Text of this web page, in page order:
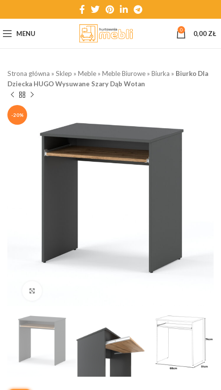
MENU 0 0,00 ZŁ
Strona główna » Sklep » Meble » Meble Biurowe » Biurka » Biurko Dla
Dziecka HUGO Wysuwane Szary Dąb Wotan
-20%